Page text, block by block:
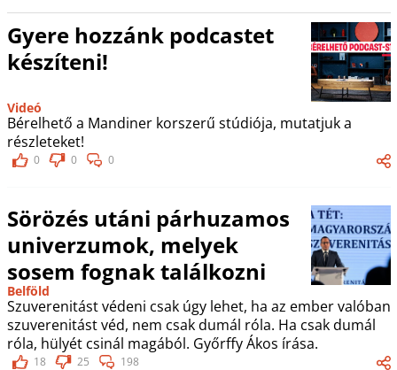
Gyere hozzánk podcastet
készíteni!
Videó
Bérelhető a Mandiner korszerű stúdiója, mutatjuk a
részleteket!
0 0 0
Sörözés utáni párhuzamos
univerzumok, melyek
sosem fognak találkozni
Belföld
Szuverenitást védeni csak úgy lehet, ha az ember valóban
szuverenitást véd, nem csak dumál róla. Ha csak dumál
róla, hülyét csinál magából. Győrffy Ákos írása.
18 25 198